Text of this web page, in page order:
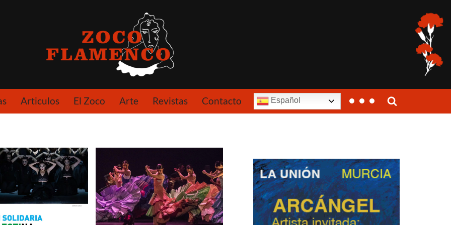
Articulos El Zoco Arte Revistas Contacto Español